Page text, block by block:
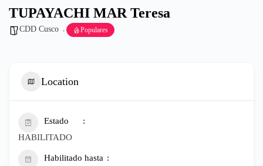
TUPAYACHI MAR Teresa
CDD Cusco Populares
Location
Estado
HABILITADO
Habilitado hasta